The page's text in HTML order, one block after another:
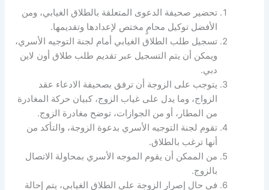
تحضير صحيفة الدعوى المتعلقة بالطلاق الغيابي، ومن
الأفضل توكيل محامٍ مختص لإعدادها وتقديمها.
تسجيل طلب الطلاق الغيابي أمام لجنة التوجيه الأسري،
ويمكن أن يتم التسجيل عبر تقديم طلب طلاق أون لاين
دبي.
يتوجب على الزوجة أن ترفق بصحيفة الادعاء عقد
الزواج، وما يدل على غياب الزوج، كبيان حركة المغادرة
من المطار، أو من الجوازات، توضح مغادرة الزوج.
تقوم لجنة التوجيه الأسري بدعوة الزوجة، والتأكد من
أنها ترغب بالطلاق.
من الممكن أن يقوم الموجه الأسري بمحاولة الاتصال
بالزوج.
في حال إصرار الزوجة على الطلاق الغيابي، يتم إحالة